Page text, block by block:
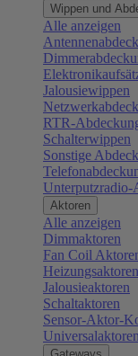
Wippen und
Alle anzeigen
Jalousiewippen
RTR-
Schalterwippen
Sonstige
Unterputzradio-
Aktoren
Alle anzeigen
Dimmaktoren
Fan Coil
Heizungsaktoren
Jalousieaktoren
Schaltaktoren
Sensor-Aktor-
Universalaktoren